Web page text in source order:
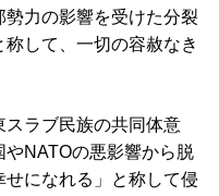
力の影響を受けた分裂
して、一切の容赦なき
ラブ民族の共同体意
NATOの悪影響から脱
になれる」と称して侵